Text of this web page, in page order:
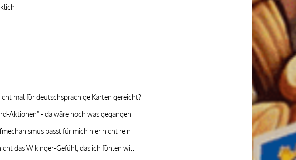
mal für deutschsprachige Karten gereicht?
Aktionen" - da wäre noch was gegangen
passt für mich hier nicht rein
das Wikinger-Gefühl, das ich fühlen will